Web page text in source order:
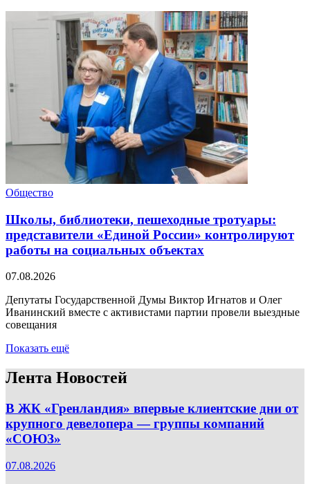
Общество
Школы, библиотеки, пешеходные тротуары:
представители «Единой России» контролируют
работы на социальных объектах
07.08.2026
Депутаты Государственной Думы Виктор Игнатов и Олег
Иванинский вместе с активистами партии провели выездные
совещания
Показать ещё
Лента Новостей
В ЖК «Гренландия» впервые клиентские дни от
крупного девелопера — группы компаний
«СОЮЗ»
07.08.2026